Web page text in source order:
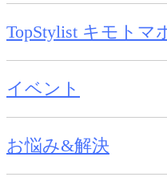
TopStylist キモトマ
イベント
お悩み&解決